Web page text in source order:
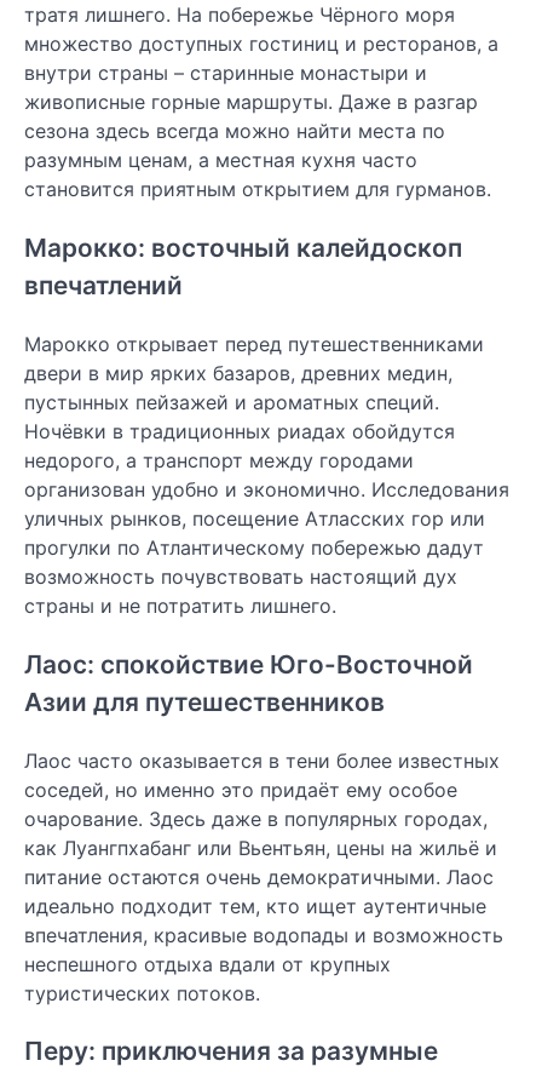
тратя лишнего. На побережье Чёрного моря
множество доступных гостиниц и ресторанов, а
внутри страны – старинные монастыри и
живописные горные маршруты. Даже в разгар
сезона здесь всегда можно найти места по
разумным ценам, а местная кухня часто
становится приятным открытием для гурманов.
Марокко: восточный калейдоскоп
впечатлений
Марокко открывает перед путешественниками
двери в мир ярких базаров, древних медин,
пустынных пейзажей и ароматных специй.
Ночёвки в традиционных риадах обойдутся
недорого, а транспорт между городами
организован удобно и экономично. Исследования
уличных рынков, посещение Атласских гор или
прогулки по Атлантическому побережью дадут
возможность почувствовать настоящий дух
страны и не потратить лишнего.
Лаос: спокойствие Юго-Восточной
Азии для путешественников
Лаос часто оказывается в тени более известных
соседей, но именно это придаёт ему особое
очарование. Здесь даже в популярных городах,
как Луангпхабанг или Вьентьян, цены на жильё и
питание остаются очень демократичными. Лаос
идеально подходит тем, кто ищет аутентичные
впечатления, красивые водопады и возможность
неспешного отдыха вдали от крупных
туристических потоков.
Перу: приключения за разумные